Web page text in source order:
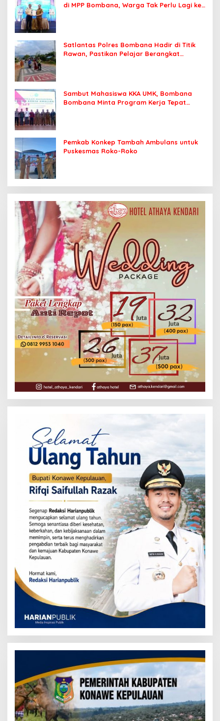
di MPP Bombana, Warga Tak Perlu Lagi ke
Satlantas Polres Bombana Hadir di Titik
Rawan, Pastikan Pelajar Berangkat
Sambut Mahasiswa KKA UMK, Bombana
Bombana Minta Program Kerja Tepat
Pemkab Konkep Tambah Ambulans untuk
Puskesmas Roko-Roko